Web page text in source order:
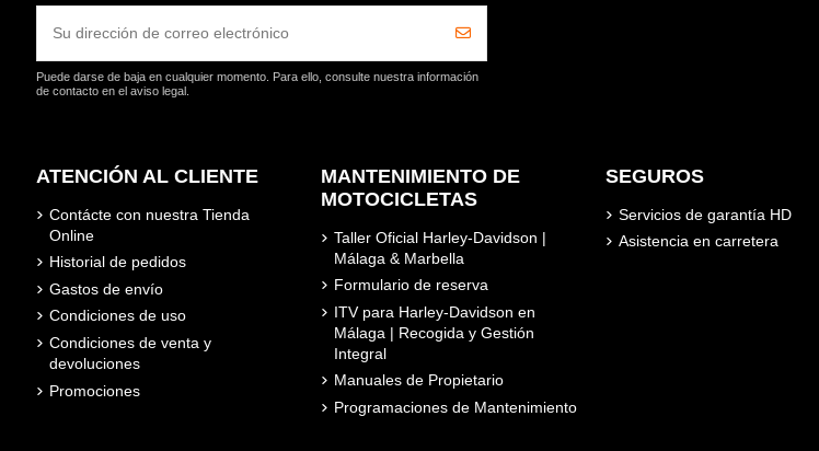
Puede darse de baja en cualquier momento. Para ello, consulte nuestra información
de contacto en el aviso legal.
ATENCIÓN AL CLIENTE
Contácte con nuestra Tienda
Online
Historial de pedidos
Gastos de envío
Condiciones de uso
Condiciones de venta y
devoluciones
Promociones
MANTENIMIENTO DE
MOTOCICLETAS
Taller Oficial Harley-Davidson |
Málaga & Marbella
Formulario de reserva
ITV para Harley-Davidson en
Málaga | Recogida y Gestión
Integral
Manuales de Propietario
Programaciones de Mantenimiento
SEGUROS
Servicios de garantía HD
Asistencia en carretera